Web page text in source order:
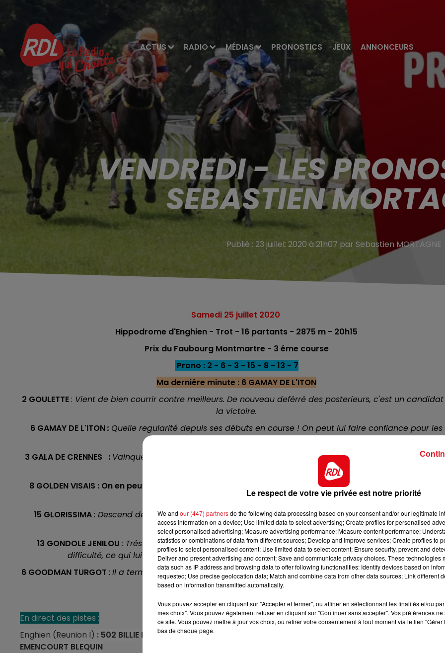
ACTUS RADIO MÉDIAS PRONOSTICS JEUX ANNONCEURS
7h00 - 10h00 12h00 - 13h00
RDL & VOUS
VENDREDI - LES
SEBASTIEN
Publié : 23 juillet 2020 à 21h07 par Sebastien MORTAGNE
Samedi 25 juillet 2020
Hippodrome d'Enghien - Trot - 16 partants - 2875 m - 20h15
Prix du Faubourg Montmartre - 3 éme course
Prono : 2 - 6 - 3 - 15 - 8 - 13 - 7
Ma derniére minute : 6 GAMAY DE L'ITON
2 GOULETTE: Vient de bien courrir contre meilleurs. De nouveau deférré des posterieurs, c'est un
la victoire.
6 GAMAY DE L'ITON: Quelle regularité depuis ses débuts en course ! On peut lui faire confiance pour les
3 GALA DE CRENNES : Vainqueur par deux fois consécutives, c'est un cheval des plus sérieux en course.
8 GOLDEN VISAIS : On en peut rien lui reprocher depuis ses premiers pas en compétition. Il a la pointure
pour jouer un premier rôle.
15 GLORISSIMA: Descend de categorie dans cette épreuve. Au papier c'est une bien sur une premiére
chance, mais ou en est elle aujourd'hui ?
13 GONDOLE JENILOU : Trés bonne pouliche à 2 et 3 ans. Elle a du gravir les echelons avec un peu de
difficulté, ce qui lui a donné un peu de caractére. Sage elle a sa chance dans ce lot.
6 GOODMAN TURGOT : Il a terminé 6 éme derriére Gamay de l'Iton sur cette piste. La ligne est donc
est capable de gagner un rang aujourd'hui.
*******
En direct des pistes :
Enghien (Reunion I) : 502 BILLIE DE MONTFORT - 707 EL PASO D'OCCAGNES - 805 HADES DE VANDEL - 912
EMENCOURT BLEQUIN
Le respect de votre vie privée est notre priorité
We and our (447) partnersdo the following data processing based on your consent and/or our legitimate
access information on a device; Use limited data to select advertising; Create profiles for personalised
select personalised advertising; Measure advertising performance; Measure content performance;
statistics or combinations of data from different sources; Develop and improve services; Create profiles to
profiles to select personalised content; Use limited data to select content; Ensure security, prevent and
Deliver and present advertising and content; Save and communicate privacy choices. These technologies
data such as IP address and browsing data to offer following functionalities: Identify devices based on
requested; Use precise geolocation data; Match and combine data from other data sources; Link different
based on information transmitted automatically.
Vous pouvez accepter en cliquant sur "Accepter et fermer", ou affiner en sélectionnant les finalités et/ou
mes choix". Vous pouvez également refuser en cliquant sur "Continuer sans accepter". Vos préférences
ce site. Vous pouvez mettre à jour vos choix, ou retirer votre consentement à tout moment via le lien
bas de chaque page.